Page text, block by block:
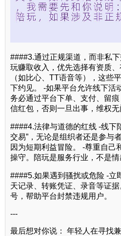
####3.通过正规渠道，而非私
玩赚取收入，优先选择有资质
（如比心、TT语音等），这些
下约见。 -如果平台允许线下活
务必通过平台下单、支付、留
信红包，否则一旦出事，维权无
####4.法律与道德的红线 -线下
交易”，无论是组织者还是参与
因为短期利益冒险。 -尊重自己
操守。陪玩是服务行业，不是情
####5.如果遇到骚扰或危险 -立
天记录、转账凭证、录音等证
号，帮助平台封禁违规用户。
---
最后想对你说： 年轻人在寻找